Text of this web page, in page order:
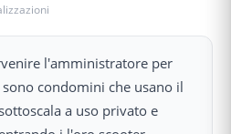
l'amministratore per
condomini che usano il
a uso privato e